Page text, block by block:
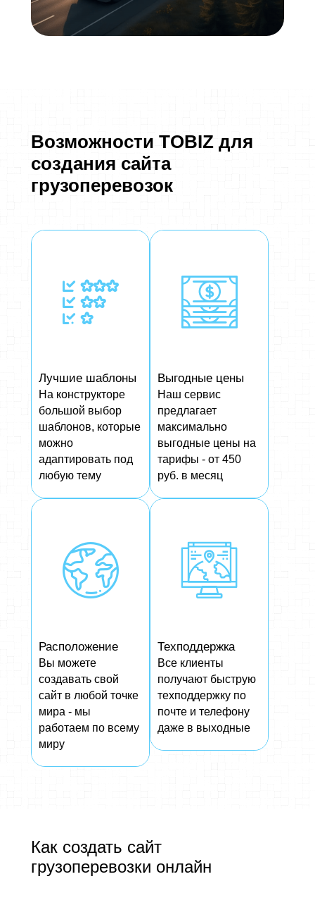
Возможности TOBIZ для
создания сайта
грузоперевозок
Лучшие шаблоны
На конструкторе
большой выбор
шаблонов, которые
можно
адаптировать под
любую тему
Выгодные цены
Наш сервис
предлагает
максимально
выгодные цены на
тарифы - от 450
руб. в месяц
Расположение
Вы можете
создавать свой
сайт в любой точке
мира - мы
работаем по всему
миру
Техподдержка
Все клиенты
получают быструю
техподдержку по
почте и телефону
даже в выходные
Как создать сайт
грузоперевозки онлайн